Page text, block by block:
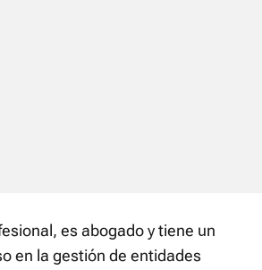
es abogado y tiene un
en la gestión de entidades